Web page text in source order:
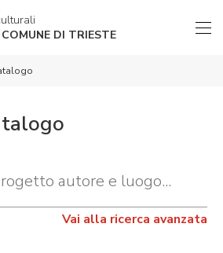
DI TRIESTE
Vai alla ricerca avanzata